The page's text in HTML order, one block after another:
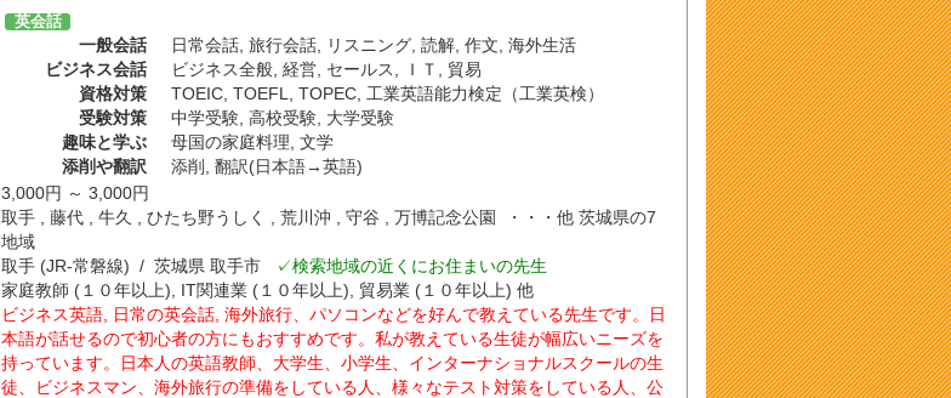
英会話
一般会話 日常会話, 旅行会話, リスニング, 読解, 作文 海外生活
ビジネス会話
ビジネス全般, 経営, セールス ＩＴ
貿易
資格対策
TOEIC, TOEFL TOPEC, 工業英語能力検定（工業英検）
受験対策
中学受験, 高校受験, 大学受験
趣味と学ぶ
母国の家庭料理 文学
添削や翻訳
添削 翻訳(日本語→英語)
3,000円 ～ 3,000円
取手 , 藤代 , 牛久 , ひたち野うしく , 荒川沖 , 守谷 , 万博記念公園 ・・・他 茨城県の7
地域
取手 (JR-常磐線) / 茨城県 取手市
✓検索地域の近くにお住まいの先生
家庭教師 (１０年以上), IT関連業 (１０年以上), 貿易業 (１０年以上) 他
ビジネス英語, 日常の英会話, 海外旅行、パソコンなどを好んで教えている先生です。日
本語が話せるので初心者の方にもおすすめです。私が教えている生徒が幅広いニーズを
持っています。日本人の英語教師、大学生、小学生、インターナショナルスクールの生
徒、ビジネスマン、海外旅行の準備をしている人、様々なテスト対策をしている人、公